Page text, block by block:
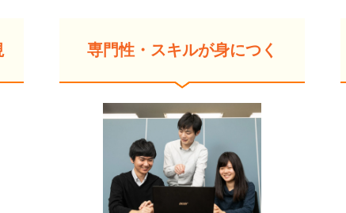
専門性・スキルが身につく